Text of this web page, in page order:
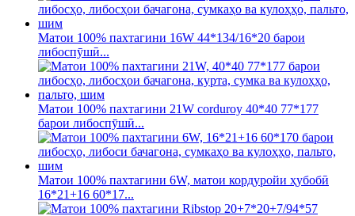
Матои 100% пахтагини 16W 44*134/16*20 барои
либоспӯшӣ...
Матои 100% пахтагини 21W corduroy 40*40 77*177
барои либоспӯшӣ...
Матои 100% пахтагини 6W, матои кордуройи ҳубобӣ
16*21+16 60*17...